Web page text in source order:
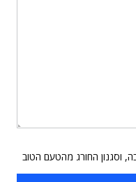
וסגנון החורג מהטעם הטוב